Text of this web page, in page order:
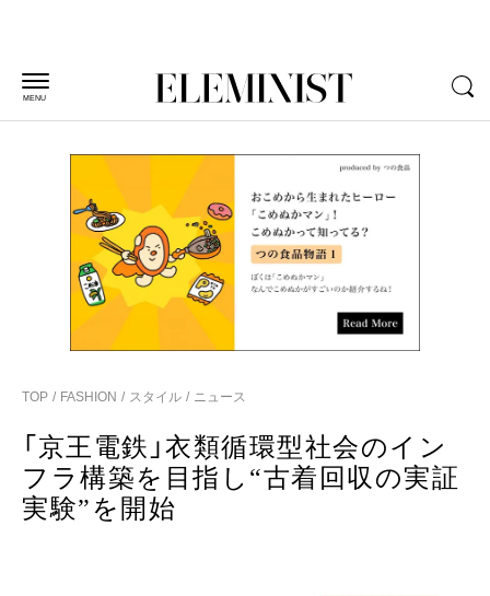
MENU
TOP FASHION スタイル ニュース
「京王電鉄」衣類循環型社会のイン
フラ構築を目指し“古着回収の実証
実験”を開始